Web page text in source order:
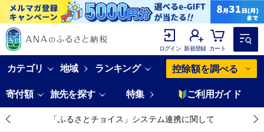
ログイン 新規登録 カート
カテゴリ 地域 ランキング 控除額を調べる
寄付額 旅先を探す 特集 ご利用ガイド
「ふるさとチョイス」システム連携に関して